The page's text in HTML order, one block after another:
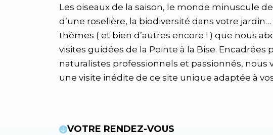
Les oiseaux de la saison, le monde minuscule de
d’une roselière, la biodiversité dans votre
thèmes ( et bien d’autres encore ! ) que nous
visites guidées de la Pointe à la Bise. Encadrées
naturalistes professionnels et passionnés, nous
une visite inédite de ce site unique adaptée à
VOTRE RENDEZ-VOUS